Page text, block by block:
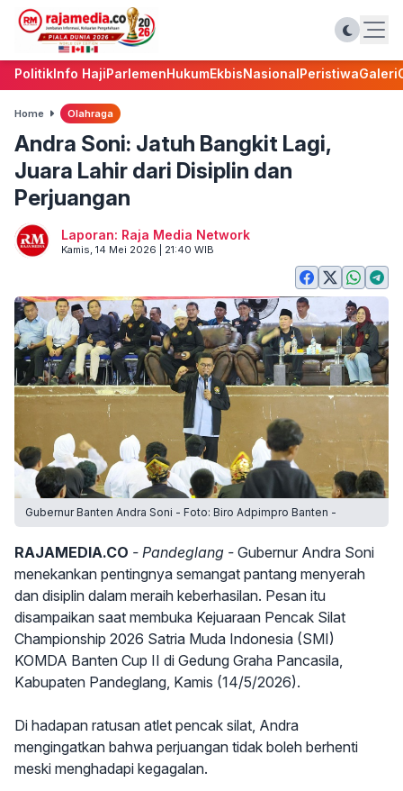
PolitikInfo HajiParlemenHukumEkbisNasionalPeristiwaGaleri
Home Olahraga
Andra Soni: Jatuh Bangkit Lagi,
Juara Lahir dari Disiplin dan
Perjuangan
Laporan: Raja Media Network
Kamis, 14 Mei 2026 | 21:40 WIB
Gubernur Banten Andra Soni - Foto: Biro Adpimpro Banten -
RAJAMEDIA.CO - Pandeglang - Gubernur Andra Soni
menekankan pentingnya semangat pantang menyerah
dan disiplin dalam meraih keberhasilan. Pesan itu
disampaikan saat membuka Kejuaraan Pencak Silat
Championship 2026 Satria Muda Indonesia (SMI)
KOMDA Banten Cup II di Gedung Graha Pancasila,
Kabupaten Pandeglang, Kamis (14/5/2026).
Di hadapan ratusan atlet pencak silat, Andra
mengingatkan bahwa perjuangan tidak boleh berhenti
meski menghadapi kegagalan.